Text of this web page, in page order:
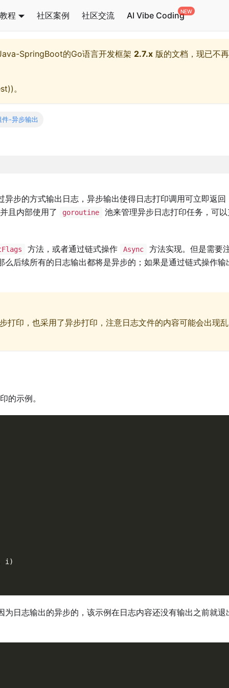
程 社区案例 社区交流 AI Vibe Coding
SpringBoot的Go语言开发框架 2.7.x 版的文档，现已不再
)。
件-异步输出
步的方式输出日志，异步输出使得日志打印调用可立即返回
且内部使用了 goroutine
池来管理异步日志打印任务，可
方法，或者通过链式操作 Async
方法实现。但是需要
后续所有的日志输出都将是异步的；如果是通过链式操作输
打印，也采用了异步打印，注意日志文件的内容可能会出现乱
的示例。
i)
日志输出的异步的，该示例在日志内容还没有输出之前就退